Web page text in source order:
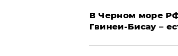
В Черном море РФ
Гвинеи-Бисау –